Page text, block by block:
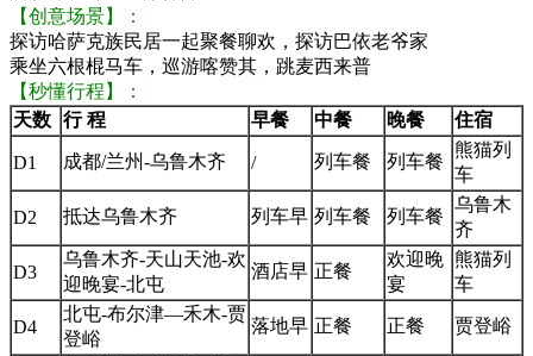
【创意场景】：
探访哈萨克族民居一起聚餐聊欢，探访巴依老爷家
乘坐六根棍马车，巡游喀赞其，跳麦西来普
【秒懂行程】：
天数 行 程 早餐 中餐 晚餐 住宿
D1 成都/兰州-乌鲁木齐 / 列车餐 列车餐
熊猫列
车
D2 抵达乌鲁木齐 列车早 列车餐 列车餐
乌鲁木
齐
D3
乌鲁木齐-天山天池-欢
迎晚宴-北屯
酒店早 正餐
欢迎晚
宴
熊猫列
车
D4
北屯-布尔津—禾木-贾
登峪
落地早 正餐 正餐 贾登峪